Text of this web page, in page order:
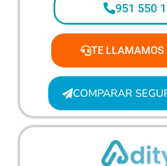
951 550
TE LLAMAMOS
COMPARAR